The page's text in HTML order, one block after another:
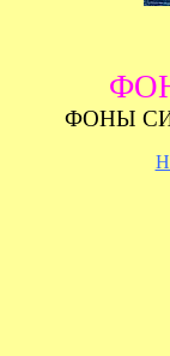
ФОНЫ